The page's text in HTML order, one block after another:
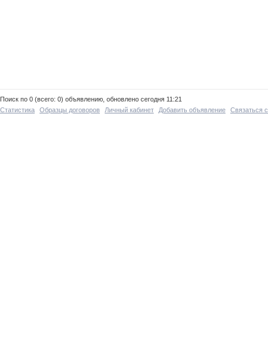
Поиск по 0 (всего: 0) объявлению, обновлено сегодня 11:21
Статистика
Образцы договоров Личный кабинет Добавить объявление Связаться